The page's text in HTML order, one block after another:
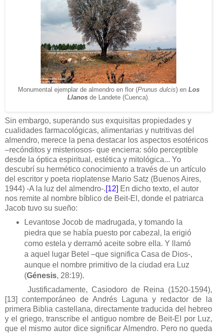
Monumental ejemplar de almendro en flor (Prunus dulcis) en Los
Llanos de Landete (Cuenca).
Sin embargo, superando sus exquisitas propiedades y
cualidades farmacológicas, alimentarias y nutritivas del
almendro, merece la pena destacar los aspectos esotéricos
–recónditos y misteriosos- que encierra: sólo perceptible
desde la óptica espiritual, estética y mitológica... Yo
descubrí su hermético conocimiento a través de un artículo
del escritor y poeta rioplatense Mario Satz (Buenos Aires,
1944) -A la luz del almendro-.[12] En dicho texto, el autor
nos remite al nombre bíblico de Beit-El, donde el patriarca
Jacob tuvo su sueño:
Levantose Jocob de madrugada, y tomando la
piedra que se había puesto por cabezal, la erigió
como estela y derramó aceite sobre ella. Y llamó
a aquel lugar Betel –que significa Casa de Dios-,
aunque el nombre primitivo de la ciudad era Luz
(Génesis, 28:19).
Justificadamente, Casiodoro de Reina (1520-1594),
[13] contemporáneo de Andrés Laguna y redactor de la
primera Biblia castellana, directamente traducida del hebreo
y el griego, transcribe el antiguo nombre de Beit-El por Luz,
que el mismo autor dice significar Almendro. Pero no queda